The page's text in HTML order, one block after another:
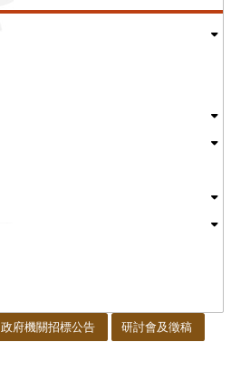
政府機關招標公告 研討會及徵稿